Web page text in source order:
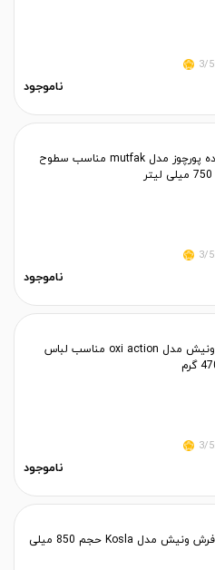
ناموجود
اسپری پاک کننده پورچوز مدل mutfak مناسب سطوح
ناموجود
پودر لکه بر ونیش مدل oxi action مناسب لباس
ناموجود
شامپو فرش ونیش مدل Kosla حجم 850 میلی